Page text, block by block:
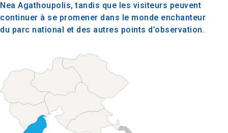
Nea Agathoupolis, tandis que les visiteurs peuvent
continuer à se promener dans le monde enchanteur
du parc national et des autres points d’observation.